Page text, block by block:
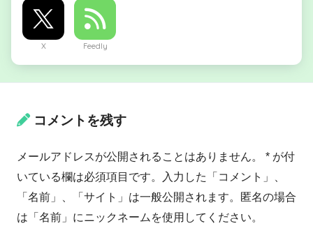
X Feedly
コメントを残す
メールアドレスが公開されることはありません。 * が付
いている欄は必須項目です。入力した「コメント」、
「名前」、「サイト」は一般公開されます。匿名の場合
は「名前」にニックネームを使用してください。